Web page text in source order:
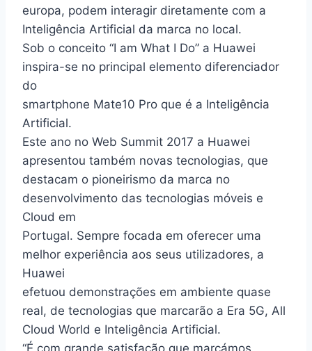
europa, podem interagir diretamente com a
Inteligência Artificial da marca no local.
Sob o conceito “I am What I Do” a Huawei
inspira-se no principal elemento diferenciador
do
smartphone Mate10 Pro que é a Inteligência
Artificial.
Este ano no Web Summit 2017 a Huawei
apresentou também novas tecnologias, que
destacam o pioneirismo da marca no
desenvolvimento das tecnologias móveis e
Cloud em
Portugal. Sempre focada em oferecer uma
melhor experiência aos seus utilizadores, a
Huawei
efetuou demonstrações em ambiente quase
real, de tecnologias que marcarão a Era 5G, All
Cloud World e Inteligência Artificial.